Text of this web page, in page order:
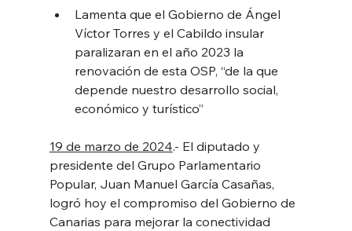
Lamenta que el Gobierno de Ángel
Víctor Torres y el Cabildo insular
paralizaran en el año 2023 la
renovación de esta OSP, “de la que
depende nuestro desarrollo social,
económico y turístico”
19 de marzo de 2024.- El diputado y
presidente del Grupo Parlamentario
Popular, Juan Manuel García Casañas,
logró hoy el compromiso del Gobierno de
Canarias para mejorar la conectividad